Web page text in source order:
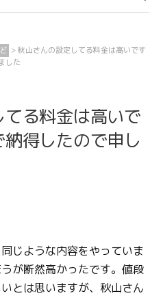
>秋山さんの設定してる料金は高いです
した
る料金は高いで
得したので申し
じような内容をやっていま
が断然高かったです。値段
とは思いますが、秋山さん